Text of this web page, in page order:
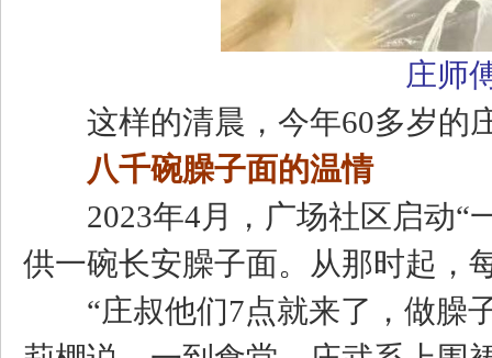
庄师
这样的清晨，今年60多岁的
八千碗臊子面的温情
2023年4月，广场社区启动“
供一碗长安臊子面。从那时起，
“庄叔他们7点就来了，做臊子